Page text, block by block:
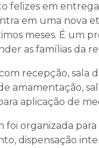
felizes em
em uma nova
meses. É um
as famílias da
recepção, sala
amamentação,
aplicação de
foi organizada
dispensação